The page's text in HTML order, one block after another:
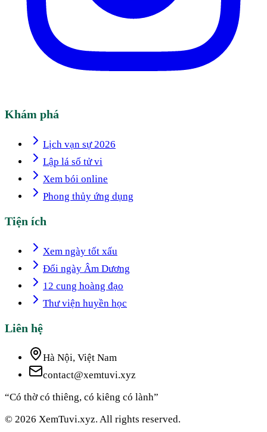
Khám phá
Lịch vạn sự 2026
Lập lá số tử vi
Xem bói online
Phong thủy ứng dụng
Tiện ích
Xem ngày tốt xấu
Đổi ngày Âm Dương
12 cung hoàng đạo
Thư viện huyền học
Liên hệ
Hà Nội, Việt Nam
contact@xemtuvi.xyz
“Có thờ có thiêng, có kiêng có lành”
© 2026 XemTuvi.xyz. All rights reserved.